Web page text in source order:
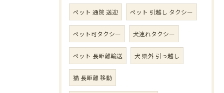
ペット 通院 送迎 ペット 引越し タクシー
ペット可タクシー 犬連れタクシー
ペット 長距離輸送 犬 県外 引っ越し
猫 長距離 移動